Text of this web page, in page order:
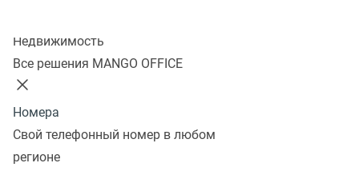
Недвижимость
Все решения MANGO OFFICE
Номера
Свой телефонный номер в любом
регионе
обслуживания с помощью
простого инструмента
Запись входящих и исходящих звонков
Ускорение прослушивания, шумоподавление,
перемотка